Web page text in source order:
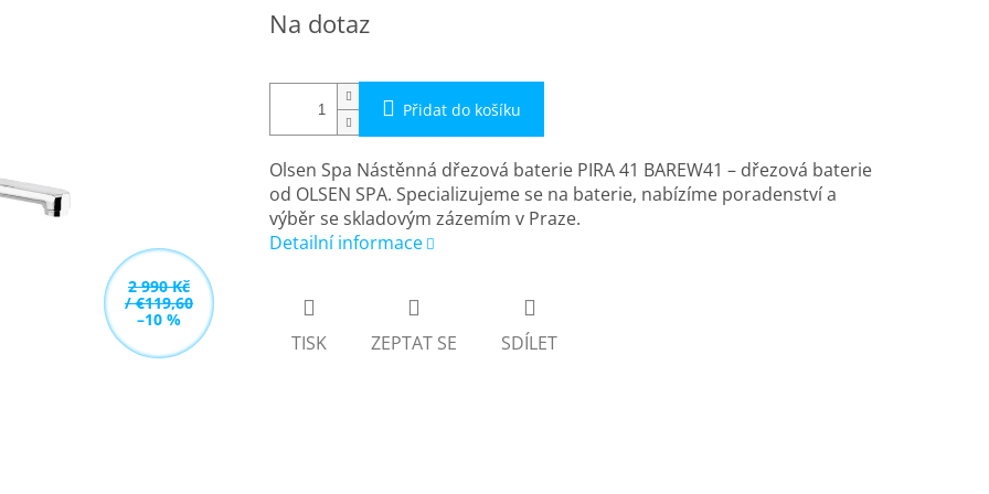
2 990 Kč
/ €119,60
–10 %
cena:
Na dotaz
Přidat do košíku
Olsen Spa Nástěnná dřezová baterie PIRA 41 BAREW41 – dřezová baterie
od OLSEN SPA. Specializujeme se na baterie, nabízíme poradenství a
výběr se skladovým zázemím v Praze.
Detailní informace
TISK ZEPTAT SE SDÍLET